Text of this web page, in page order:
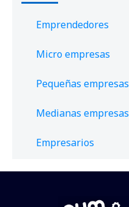
Emprendedores
Micro empresas
Pequeñas empresas
Medianas empresas
Empresarios